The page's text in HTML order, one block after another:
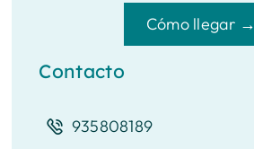
Cómo llegar →
Contacto
935808189